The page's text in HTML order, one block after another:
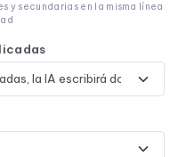
secundarias en la misma línea